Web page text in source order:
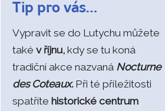
Tip pro vás…
Vypravit se do Lutychu můžete
také v říjnu,kdy se tu koná
tradiční akce nazvaná Nocturne
des Coteaux. Při té příležitosti
spatříte historické centrum